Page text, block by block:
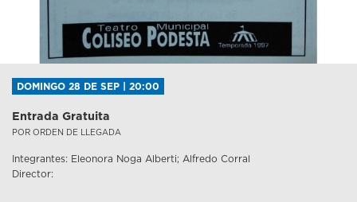
DOMINGO 28 DE SEP | 20:00
Entrada Gratuita
POR ORDEN DE LLEGADA
Integrantes: Eleonora Noga Alberti; Alfredo Corral
Director: